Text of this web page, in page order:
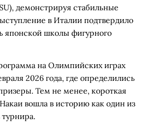
демонстрируя стабильные
в Италии подтвердило
японской школы фигурного
на Олимпийских играх
2026 года, где определились
Тем не менее, короткая
вошла в историю как один из